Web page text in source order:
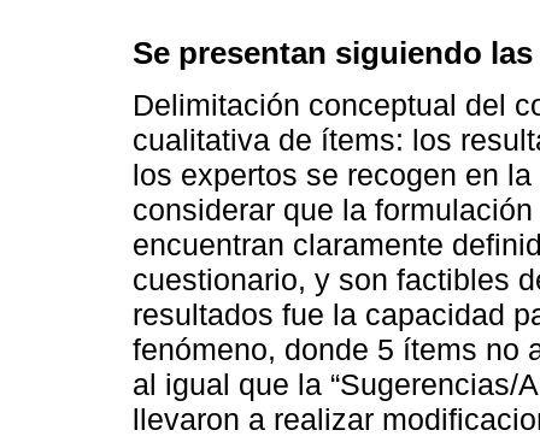
Se presentan siguiendo
Delimitación conceptual del
cualitativa de ítems: los
los expertos se recogen en la
considerar que la
encuentran claramente
cuestionario, y son factibles
resultados fue la capacidad
fenómeno, donde 5 ítems no
al igual que la “Sugerencias/
llevaron a realizar